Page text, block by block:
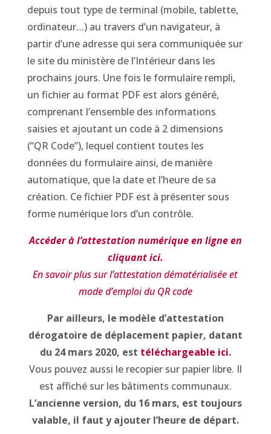
depuis tout type de terminal (mobile, tablette,
ordinateur…) au travers d’un navigateur, à
partir d’une adresse qui sera communiquée sur
le site du ministère de l’Intérieur dans les
prochains jours. Une fois le formulaire rempli,
un fichier au format PDF est alors généré,
comprenant l’ensemble des informations
saisies et ajoutant un code à 2 dimensions
(“QR Code”), lequel contient toutes les
données du formulaire ainsi, de manière
automatique, que la date et l’heure de sa
création. Ce fichier PDF est à présenter sous
forme numérique lors d’un contrôle.
Accéder à l’attestation numérique en ligne en
cliquant ici.
En savoir plus sur l’attestation dématérialisée et
mode d’emploi du QR code
Par ailleurs, le modèle d’attestation
dérogatoire de déplacement papier, datant
du 24 mars 2020, est téléchargeable ici.
Vous pouvez aussi le recopier sur papier libre. Il
est affiché sur les bâtiments communaux.
L’ancienne version, du 16 mars, est toujours
valable, il faut y ajouter l’heure de départ.